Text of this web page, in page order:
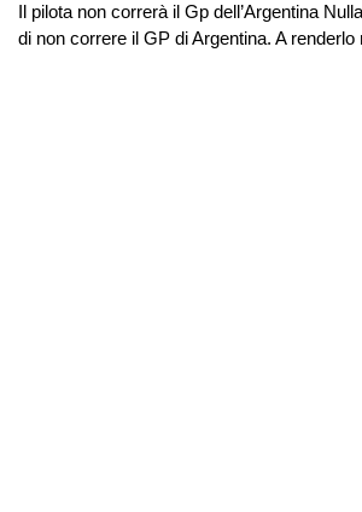
Il pilota non correrà il Gp dell’Argentina
di non correre il GP di Argentina. A